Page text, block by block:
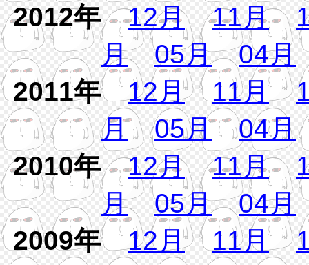
2012年12月 11月
月
05月
04月
2011年12月 11月
月
05月
04月
2010年12月 11月
月
05月
04月
2009年12月 11月